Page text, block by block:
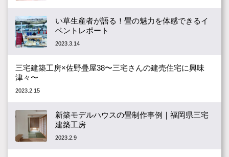
い草生産者が語る！畳の魅力を体感できるイ
ベントレポート
2023.3.14
三宅建築工房×佐野疊屋38〜三宅さんの建売住宅に興味
津々〜
2023.2.15
新築モデルハウスの畳制作事例｜福岡県三宅
建築工房
2023.2.9